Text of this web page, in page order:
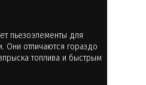
пьезоэлементы для
Они отличаются гораздо
топлива и быстрым